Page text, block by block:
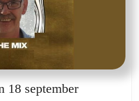
18 septemberRemix